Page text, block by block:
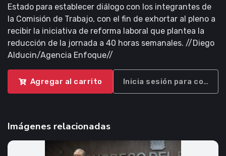
Estado para establecer diálogo con los integrantes de
la Comisión de Trabajo, con el fin de exhortar al pleno a
recibir la iniciativa de reforma laboral que plantea la
reducción de la jornada a 40 horas semanales. //Diego
Alducin/Agencia Enfoque//
Agregar al carrito Inicia sesión para
Imágenes relacionadas